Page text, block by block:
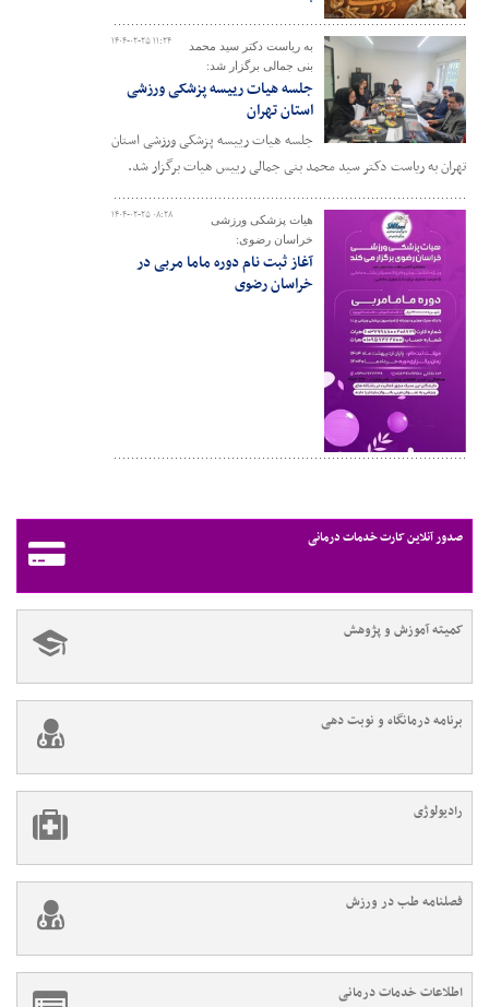
۱۴۰۴-۰۲-۲۵ ۱۱:۲۴
به ریاست دکتر سید محمد
بنی جمالی برگزار شد:
جلسه هیات رییسه پزشکی ورزشی
استان تهران
جلسه هیات رییسه پزشکی ورزشی استان
تهران به ریاست دکتر سید محمد بنی جمالی رییس هیات برگزار شد.
۱۴۰۴-۰۲-۲۵ ۰۸:۲۸
هیات پزشکی ورزشی
خراسان رضوی:
آغاز ثبت نام دوره ماما مربی در
خراسان رضوی
صدور آنلاین کارت خدمات درمانی
کمیته آموزش و پژوهش
برنامه درمانگاه و نوبت دهی
رادیولوژی
فصلنامه طب در ورزش
اطلاعات خدمات درمانی